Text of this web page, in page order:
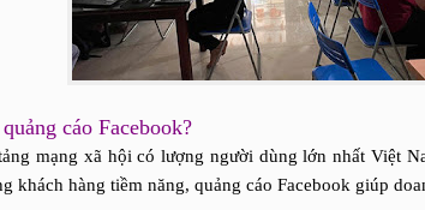
cáo Facebook?
mạng xã hội có lượng người dùng lớn nhất Việt
khách hàng tiềm năng, quảng cáo Facebook giúp